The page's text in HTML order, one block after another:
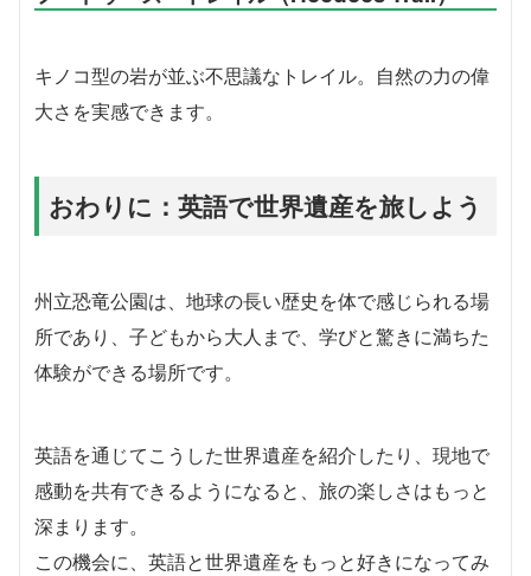
キノコ型の岩が並ぶ不思議なトレイル。自然の力の偉
大さを実感できます。
おわりに：英語で世界遺産を旅しよう
州立恐竜公園は、地球の長い歴史を体で感じられる場
所であり、子どもから大人まで、学びと驚きに満ちた
体験ができる場所です。
英語を通じてこうした世界遺産を紹介したり、現地で
感動を共有できるようになると、旅の楽しさはもっと
深まります。
この機会に、英語と世界遺産をもっと好きになってみ